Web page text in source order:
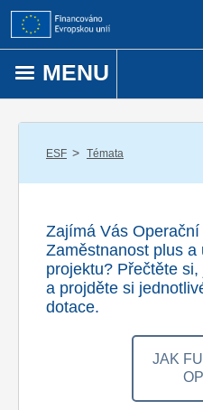
Přejít k obsahu
MENU
ESF / Témata
Zajímá Vás Operační
Zaměstnanost plus a
projektu? Přečtěte
a projděte si
dotace.
JAK